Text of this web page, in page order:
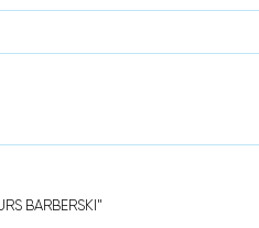
BARBERSKI"